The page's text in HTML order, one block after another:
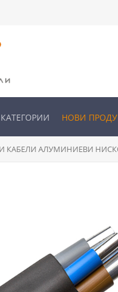
КАТЕГОРИИ НОВИ
КАБЕЛИ АЛУМИНИЕВИ